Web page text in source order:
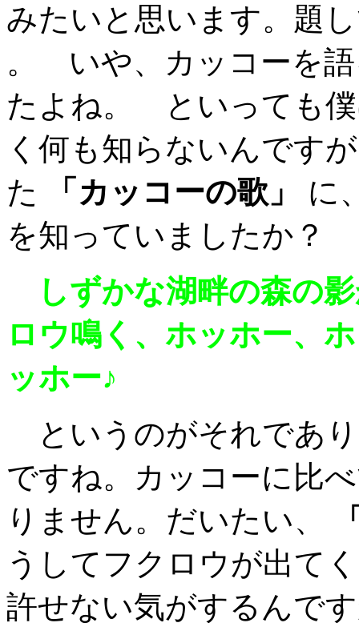
みたいと思います。題
。 いや、カッコーを
たよね。 といっても
く何も知らないんです
た
「カッコーの歌」
に
を知っていましたか？
しずかな湖畔の森の
ロウ鳴く、ホッホー、
ッホー♪
というのがそれであ
ですね。カッコーに比
りません。だいたい、
うしてフクロウが出て
許せない気がするんで